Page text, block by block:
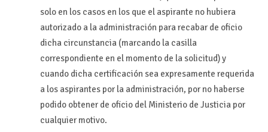
solo en los casos en los que el aspirante no hubiera
autorizado a la administración para recabar de oficio
dicha circunstancia (marcando la casilla
correspondiente en el momento de la solicitud) y
cuando dicha certificación sea expresamente requerida
a los aspirantes por la administración, por no haberse
podido obtener de oficio del Ministerio de Justicia por
cualquier motivo.